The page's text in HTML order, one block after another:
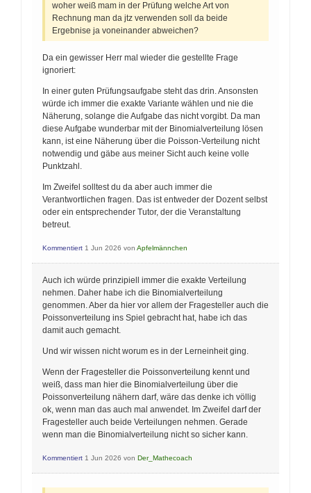
woher weiß mam in der Prüfung welche Art von
Rechnung man da jtz verwenden soll da beide
Ergebnise ja voneinander abweichen?
Da ein gewisser Herr mal wieder die gestellte Frage
ignoriert:
In einer guten Prüfungsaufgabe steht das drin. Ansonsten
würde ich immer die exakte Variante wählen und nie die
Näherung, solange die Aufgabe das nicht vorgibt. Da man
diese Aufgabe wunderbar mit der Binomialverteilung lösen
kann, ist eine Näherung über die Poisson-Verteilung nicht
notwendig und gäbe aus meiner Sicht auch keine volle
Punktzahl.
Im Zweifel solltest du da aber auch immer die
Verantwortlichen fragen. Das ist entweder der Dozent selbst
oder ein entsprechender Tutor, der die Veranstaltung
betreut.
Kommentiert 1 Jun 2026 von Apfelmännchen
Auch ich würde prinzipiell immer die exakte Verteilung
nehmen. Daher habe ich die Binomialverteilung
genommen. Aber da hier vor allem der Fragesteller auch die
Poissonverteilung ins Spiel gebracht hat, habe ich das
damit auch gemacht.
Und wir wissen nicht worum es in der Lerneinheit ging.
Wenn der Fragesteller die Poissonverteilung kennt und
weiß, dass man hier die Binomialverteilung über die
Poissonverteilung nähern darf, wäre das denke ich völlig
ok, wenn man das auch mal anwendet. Im Zweifel darf der
Fragesteller auch beide Verteilungen nehmen. Gerade
wenn man die Binomialverteilung nicht so sicher kann.
Kommentiert 1 Jun 2026 von Der_Mathecoach